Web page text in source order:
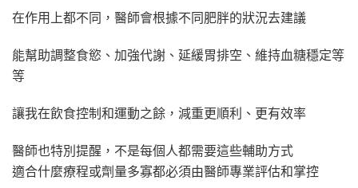
在作用上都不同，醫師會根據不同肥胖的狀況去建議
能幫助調整食慾、加強代謝、延緩胃排空、維持血糖穩定等
等
讓我在飲食控制和運動之餘，減重更順利、更有效率
醫師也特別提醒，不是每個人都需要這些輔助方式
適合什麼療程或劑量多寡都必須由醫師專業評估和掌控